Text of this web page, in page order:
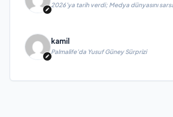
2026’ya tarih verdi; Medya dünyasını
kamil
Palmalife’da Yusuf Güney Sürprizi